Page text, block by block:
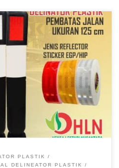
PLASTIK
DELINEATOR PLASTIK